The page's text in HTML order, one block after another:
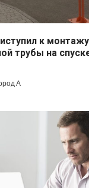
к монтажу
трубы на
А